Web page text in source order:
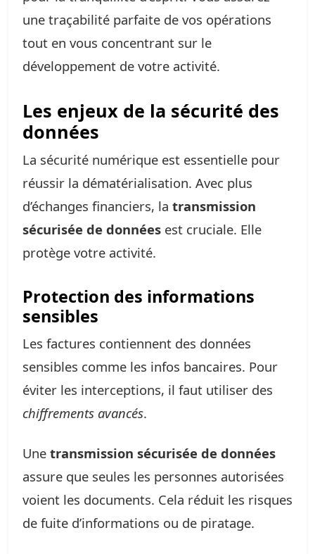
une traçabilité parfaite de vos opérations
tout en vous concentrant sur le
développement de votre activité.
Les enjeux de la sécurité des
données
La sécurité numérique est essentielle pour
réussir la dématérialisation. Avec plus
d’échanges financiers, la transmission
sécurisée de données est cruciale. Elle
protège votre activité.
Protection des informations
sensibles
Les factures contiennent des données
sensibles comme les infos bancaires. Pour
éviter les interceptions, il faut utiliser des
chiffrements avancés.
Une transmission sécurisée de données
assure que seules les personnes autorisées
voient les documents. Cela réduit les risques
de fuite d’informations ou de piratage.